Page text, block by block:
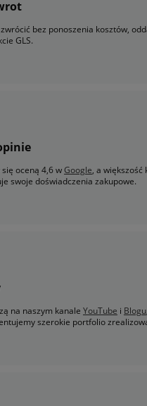
bez ponoszenia kosztów,
GLS.
oceną 4,6 wGoogle, a większość
swoje doświadczenia zakupowe.
na naszym kanale YouTube i Blogu
szerokie portfolio